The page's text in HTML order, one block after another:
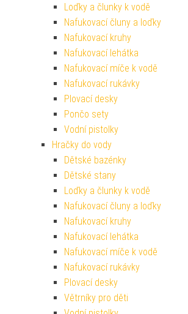
Loďky a člunky k vodě
Nafukovací čluny a loďky
Nafukovací kruhy
Nafukovací lehátka
Nafukovací míče k vodě
Nafukovací rukávky
Plovací desky
Pončo sety
Vodní pistolky
Hračky do vody
Dětské bazénky
Dětské stany
Loďky a člunky k vodě
Nafukovací čluny a loďky
Nafukovací kruhy
Nafukovací lehátka
Nafukovací míče k vodě
Nafukovací rukávky
Plovací desky
Větrníky pro děti